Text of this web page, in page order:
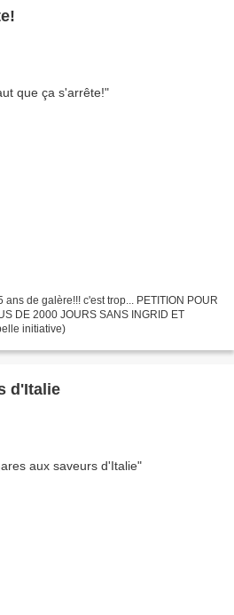
ans de galère!!! c'est trop... PETITION POUR
DE 2000 JOURS SANS INGRID ET
initiative)
d'Italie